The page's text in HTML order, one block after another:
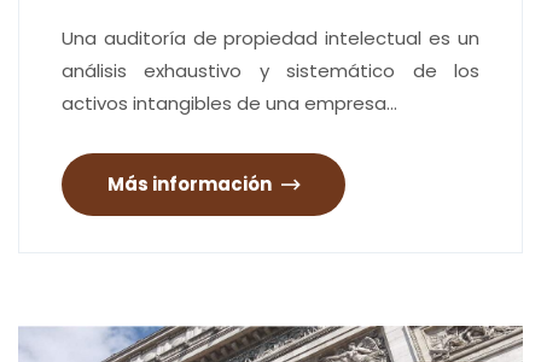
Una auditoría de propiedad intelectual es un
análisis exhaustivo y sistemático de los
activos intangibles de una empresa…
Más información